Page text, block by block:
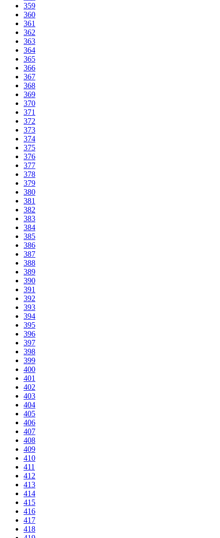
359
360
361
362
363
364
365
366
367
368
369
370
371
372
373
374
375
376
377
378
379
380
381
382
383
384
385
386
387
388
389
390
391
392
393
394
395
396
397
398
399
400
401
402
403
404
405
406
407
408
409
410
411
412
413
414
415
416
417
418